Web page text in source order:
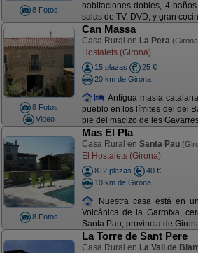
8 Fotos
habitaciones dobles, 4
salas de TV, DVD, y gran
8 Fotos
Video
Can Massa
Casa Rural en La Pera
Hostalets (Girona)
15 plazas
25 €
20 km de Girona
Antigua masía
pueblo en los límites del del
pie del macizo de les
8 Fotos
Mas El Pla
Casa Rural en Santa Pau
El Hostalets (Girona)
8+2 plazas
40 €
10 km de Girona
Nuestra casa está en
Volcánica de la Garrotxa,
Santa Pau, provincia de
La Torre de Sant Pere
Casa Rural en La Vall de